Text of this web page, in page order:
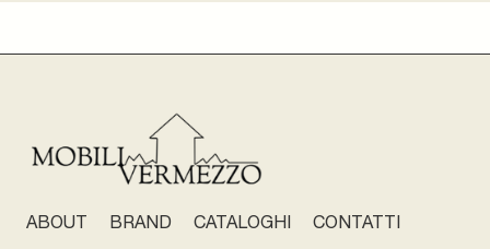
ABOUT BRAND CATALOGHI CONTATTI